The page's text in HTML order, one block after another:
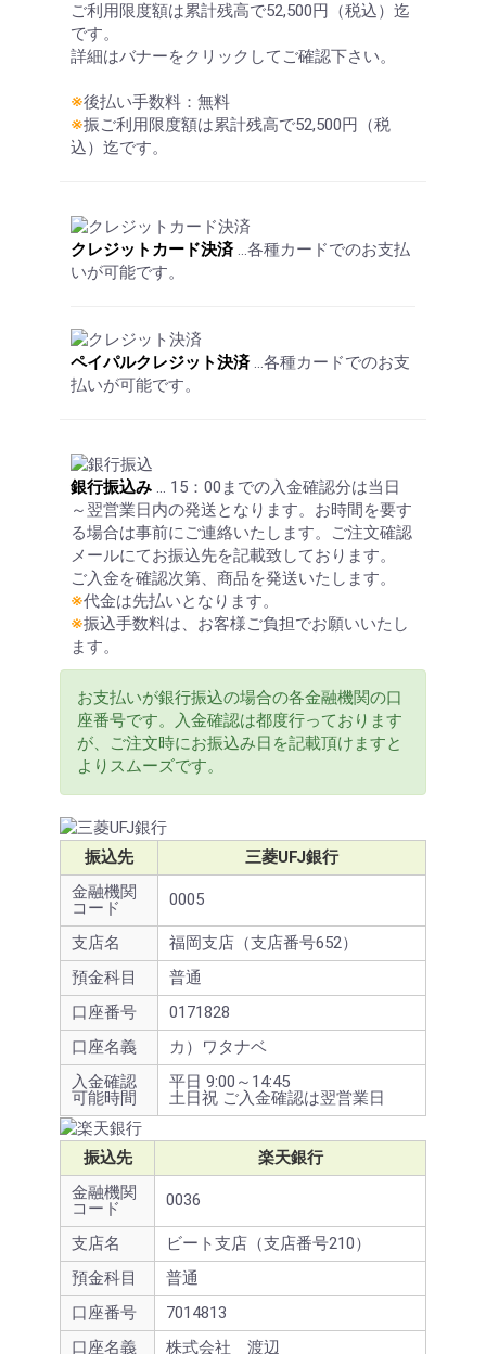
ご利用限度額は累計残高で52,500円（税込）迄
です。
詳細はバナーをクリックしてご確認下さい。
※後払い手数料：無料
※振ご利用限度額は累計残高で52,500円（税
込）迄です。
クレジットカード決済…各種カードでのお支払
いが可能です。
ペイパルクレジット決済…各種カードでのお支
払いが可能です。
銀行振込み … 15：00までの入金確認分は当日
～翌営業日内の発送となります。お時間を要す
る場合は事前にご連絡いたします。ご注文確認
メールにてお振込先を記載致しております。
ご入金を確認次第、商品を発送いたします。
※代金は先払いとなります。
※振込手数料は、お客様ご負担でお願いいたし
ます。
お支払いが銀行振込の場合の各金融機関の口
座番号です。入金確認は都度行っております
が、ご注文時にお振込み日を記載頂けますと
よりスムーズです。
振込先
三菱UFJ銀行
金融機関
コード
0005
支店名
福岡支店（支店番号652）
預金科目
普通
口座番号
0171828
口座名義
カ）ワタナベ
入金確認
可能時間
平日 9:00～14:45
土日祝 ご入金確認は翌営業日
振込先
楽天銀行
金融機関
コード
0036
支店名
ビート支店（支店番号210）
預金科目
普通
口座番号
7014813
口座名義
株式会社 渡辺